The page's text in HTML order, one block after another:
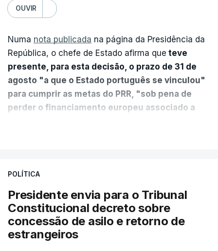
OUVIR
Numa nota publicada na página da Presidência da
República, o chefe de Estado afirma que teve
presente, para esta decisão, o prazo de 31 de
agosto "a que o Estado português se vinculou"
para cumprir as metas do PRR, "sob pena de
perder o financiamento europeu associado a
sistema mais simples, mais justo e transparente".
"Sempre que seja possível reduzir burocracias,
eliminar sobreposições e garantir que os apoios
chegam a quem mais necessita, estaremos a dar
um passo na direção certa", argumenta o
POLÍTICA
Presidente envia para o Tribunal
Constitucional decreto sobre
concessão de asilo e retorno de
estrangeiros